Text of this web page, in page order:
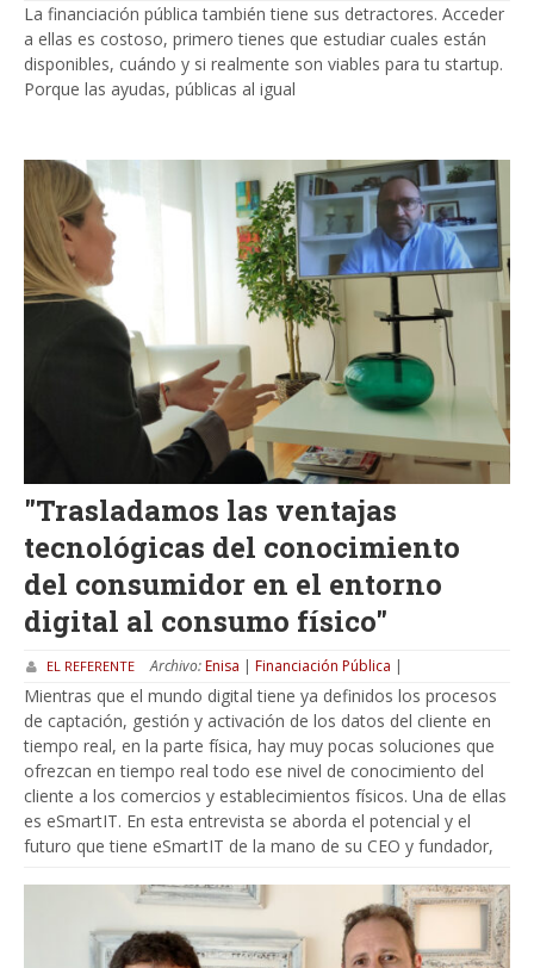
La financiación pública también tiene sus detractores. Acceder
a ellas es costoso, primero tienes que estudiar cuales están
disponibles, cuándo y si realmente son viables para tu startup.
Porque las ayudas, públicas al igual
"Trasladamos las ventajas
tecnológicas del conocimiento
del consumidor en el entorno
digital al consumo físico"
EL REFERENTE Archivo:Enisa | Financiación Pública |
Mientras que el mundo digital tiene ya definidos los procesos
de captación, gestión y activación de los datos del cliente en
tiempo real, en la parte física, hay muy pocas soluciones que
ofrezcan en tiempo real todo ese nivel de conocimiento del
cliente a los comercios y establecimientos físicos. Una de ellas
es eSmartIT. En esta entrevista se aborda el potencial y el
futuro que tiene eSmartIT de la mano de su CEO y fundador,